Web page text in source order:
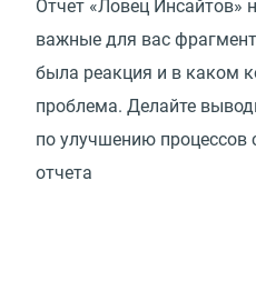
Отчет «Ловец Инсайтов»
важные для вас
была реакция и в каком
проблема. Делайте
по улучшению
отчета